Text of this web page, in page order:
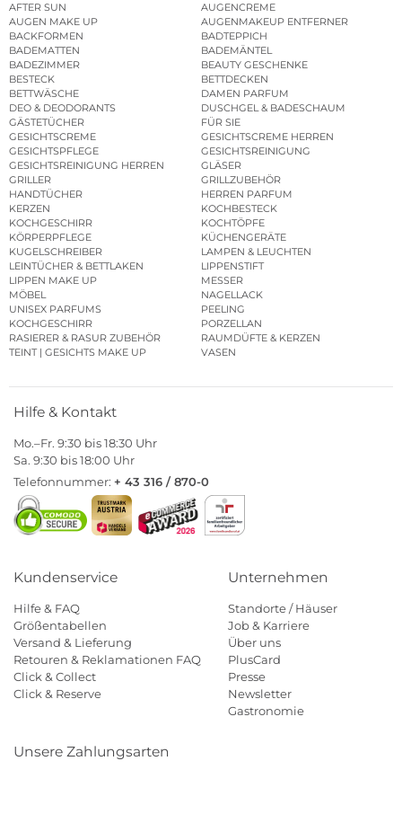
AFTER SUN
AUGENCREME
AUGEN MAKE UP
AUGENMAKEUP ENTFERNER
BACKFORMEN
BADTEPPICH
BADEMATTEN
BADEMÄNTEL
BADEZIMMER
BEAUTY GESCHENKE
BESTECK
BETTDECKEN
BETTWÄSCHE
DAMEN PARFUM
DEO & DEODORANTS
DUSCHGEL & BADESCHAUM
GÄSTETÜCHER
FÜR SIE
GESICHTSCREME
GESICHTSCREME HERREN
GESICHTSPFLEGE
GESICHTSREINIGUNG
GESICHTSREINIGUNG HERREN
GLÄSER
GRILLER
GRILLZUBEHÖR
HANDTÜCHER
HERREN PARFUM
KERZEN
KOCHBESTECK
KOCHGESCHIRR
KOCHTÖPFE
KÖRPERPFLEGE
KÜCHENGERÄTE
KUGELSCHREIBER
LAMPEN & LEUCHTEN
LEINTÜCHER & BETTLAKEN
LIPPENSTIFT
LIPPEN MAKE UP
MESSER
MÖBEL
NAGELLACK
UNISEX PARFUMS
PEELING
KOCHGESCHIRR
PORZELLAN
RASIERER & RASUR ZUBEHÖR
RAUMDÜFTE & KERZEN
TEINT | GESICHTS MAKE UP
VASEN
Hilfe & Kontakt
Mo.–Fr. 9:30 bis 18:30 Uhr
Sa. 9:30 bis 18:00 Uhr
Telefonnummer: + 43 316 / 870-0
Kundenservice
Hilfe & FAQ
Größentabellen
Versand & Lieferung
Retouren & Reklamationen FAQ
Click & Collect
Click & Reserve
Unternehmen
Standorte / Häuser
Job & Karriere
Über uns
PlusCard
Presse
Newsletter
Gastronomie
Unsere Zahlungsarten